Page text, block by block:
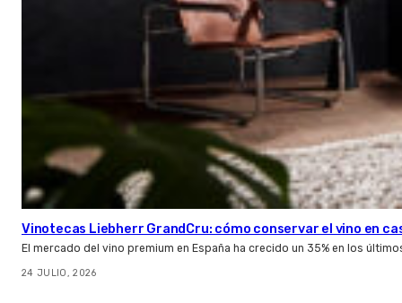
Vinotecas Liebherr GrandCru: cómo conservar el vino en
El mercado del vino premium en España ha crecido un 35% en los
24 JULIO, 2026